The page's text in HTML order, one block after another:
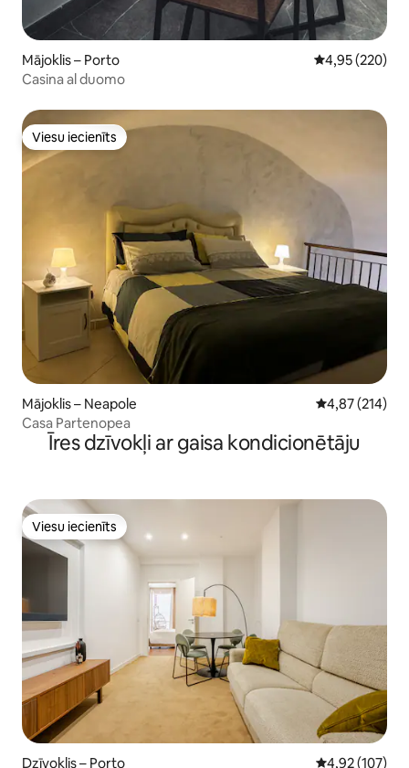
Mājoklis – Porto Vidējais
4,95 (220)
Casina al duomo
Viesu iecienīts
Viesu iecienīts
Mājoklis – Neapole Vidējais
4,87 (214)
Casa Partenopea
Īres dzīvokļi ar gaisa kondicionētāju
Viesu iecienīts
Viesu iecienīts
Dzīvoklis – Porto Vidējais
4,92 (107)